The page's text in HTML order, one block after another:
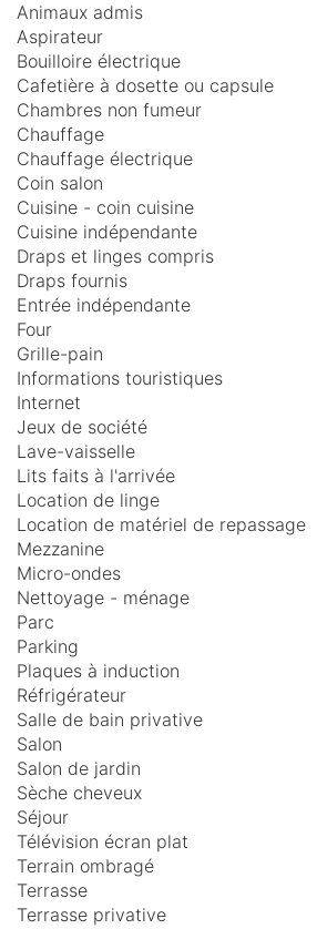
Animaux admis
Aspirateur
Bouilloire électrique
Cafetière à dosette ou capsule
Chambres non fumeur
Chauffage
Chauffage électrique
Coin salon
Cuisine - coin cuisine
Cuisine indépendante
Draps et linges compris
Draps fournis
Entrée indépendante
Four
Grille-pain
Informations touristiques
Internet
Jeux de société
Lave-vaisselle
Lits faits à l'arrivée
Location de linge
Location de matériel de repassage
Mezzanine
Micro-ondes
Nettoyage - ménage
Parc
Parking
Plaques à induction
Réfrigérateur
Salle de bain privative
Salon
Salon de jardin
Sèche cheveux
Séjour
Télévision écran plat
Terrain ombragé
Terrasse
Terrasse privative